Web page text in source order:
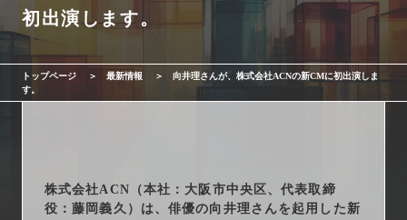
ACN不動産について
最新情報
初出演します。
トップページ 最新情報
向井理さんが、株式会社ACNの新CMに初出演しま
す。
株式会社ACN（本社：大阪市中央区、代表取締
役：藤岡義久）は、俳優の向井理さんを起用した新